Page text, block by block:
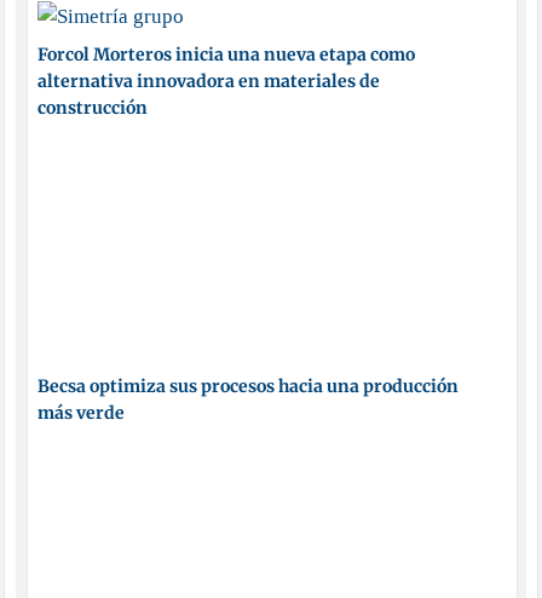
Forcol Morteros inicia una nueva etapa como
alternativa innovadora en materiales de
construcción
Becsa optimiza sus procesos hacia una producción
más verde